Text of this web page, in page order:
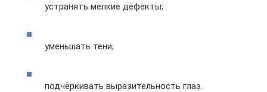
устранять мелкие дефекты;
уменьшать тени;
подчёркивать выразительность глаз.